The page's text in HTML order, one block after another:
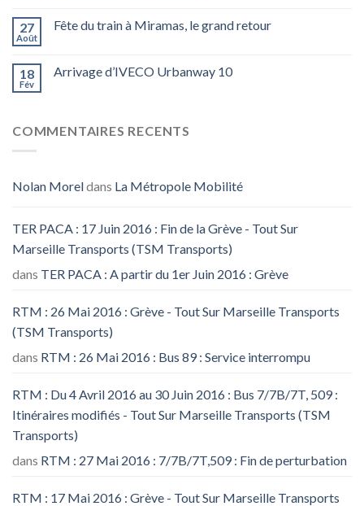
27
Août
Fête du train à Miramas, le grand retour
18
Fév
Arrivage d’IVECO Urbanway 10
COMMENTAIRES RECENTS
Nolan Moreldans La Métropole Mobilité
TER PACA : 17 Juin 2016 : Fin de la Grève - Tout Sur
Marseille Transports (TSM Transports)
dans TER PACA : A partir du 1er Juin 2016 : Grève
RTM : 26 Mai 2016 : Grève - Tout Sur Marseille Transports
(TSM Transports)
dans RTM : 26 Mai 2016 : Bus 89 : Service interrompu
RTM : Du 4 Avril 2016 au 30 Juin 2016 : Bus 7/7B/7T, 509 :
Itinéraires modifiés - Tout Sur Marseille Transports (TSM
Transports)
dans RTM : 27 Mai 2016 : 7/7B/7T,509 : Fin de perturbation
RTM : 17 Mai 2016 : Grève - Tout Sur Marseille Transports